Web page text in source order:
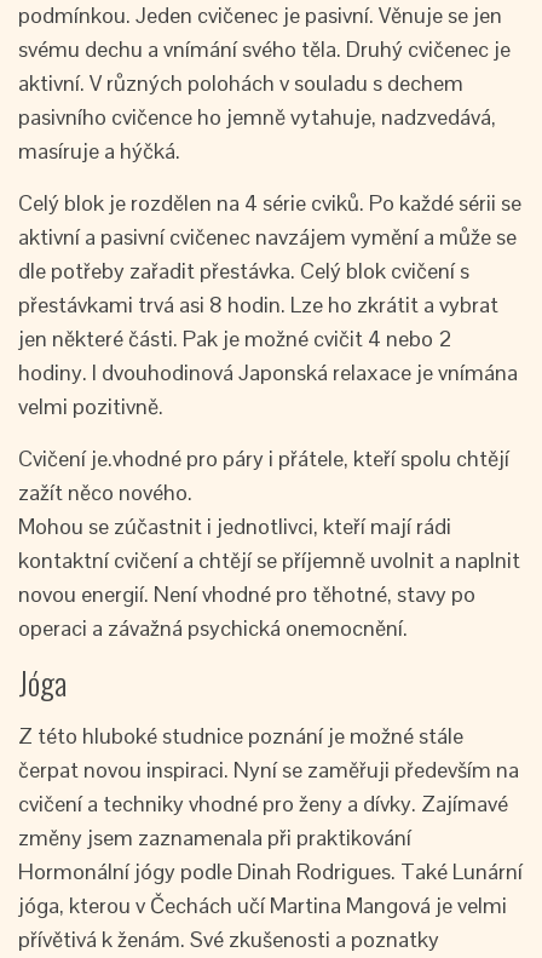
podmínkou. Jeden cvičenec je pasivní. Věnuje se jen
svému dechu a vnímání svého těla. Druhý cvičenec je
aktivní. V různých polohách v souladu s dechem
pasivního cvičence ho jemně vytahuje, nadzvedává,
masíruje a hýčká.
Celý blok je rozdělen na 4 série cviků. Po každé sérii se
aktivní a pasivní cvičenec navzájem vymění a může se
dle potřeby zařadit přestávka. Celý blok cvičení s
přestávkami trvá asi 8 hodin. Lze ho zkrátit a vybrat
jen některé části. Pak je možné cvičit 4 nebo 2
hodiny. I dvouhodinová Japonská relaxace je vnímána
velmi pozitivně.
Cvičení je.vhodné pro páry i přátele, kteří spolu chtějí
zažít něco nového.
Mohou se zúčastnit i jednotlivci, kteří mají rádi
kontaktní cvičení a chtějí se příjemně uvolnit a naplnit
novou energií. Není vhodné pro těhotné, stavy po
operaci a závažná psychická onemocnění.
Jóga
Z této hluboké studnice poznání je možné stále
čerpat novou inspiraci. Nyní se zaměřuji především na
cvičení a techniky vhodné pro ženy a dívky. Zajímavé
změny jsem zaznamenala při praktikování
Hormonální jógy podle Dinah Rodrigues. Také Lunární
jóga, kterou v Čechách učí Martina Mangová je velmi
přívětivá k ženám. Své zkušenosti a poznatky